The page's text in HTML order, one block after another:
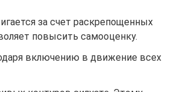
за счет раскрепощенных
повысить самооценку.
включению в движение всех